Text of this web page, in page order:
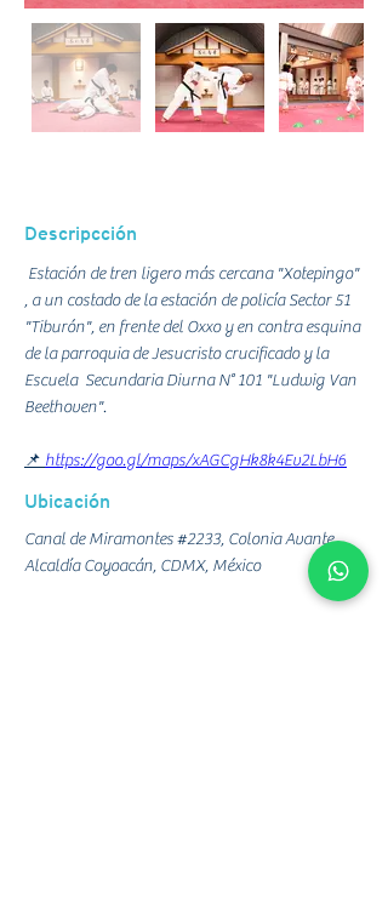
Descripcción
, a un costado de la estación de policía Sector 51
"Tiburón", en frente del Oxxo y en contra esquina
de la parroquia de Jesucristo crucificado y la
Escuela  Secundaria Diurna N° 101 "Ludwig Van
Beethoven".
📌 https://goo.gl/maps/xAGCgHk8k4Ev2LbH6
Ubicación
Canal de Miramontes #2233, Colonia Avante,
Alcaldía Coyoacán, CDMX, México